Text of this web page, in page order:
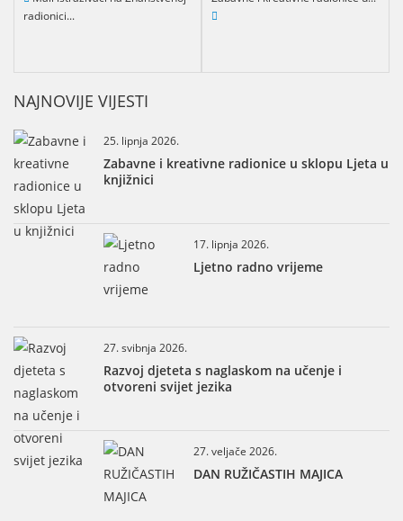
radionici...
NAJNOVIJE VIJESTI
25. lipnja 2026.
Zabavne i kreativne radionice u sklopu Ljeta u
knjižnici
17. lipnja 2026.
Ljetno radno vrijeme
27. svibnja 2026.
Razvoj djeteta s naglaskom na učenje i
otvoreni svijet jezika
27. veljače 2026.
DAN RUŽIČASTIH MAJICA